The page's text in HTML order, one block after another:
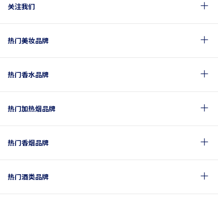
关注我们
热门美妆品牌
热门香水品牌
热门加热烟品牌
热门香烟品牌
热门酒类品牌